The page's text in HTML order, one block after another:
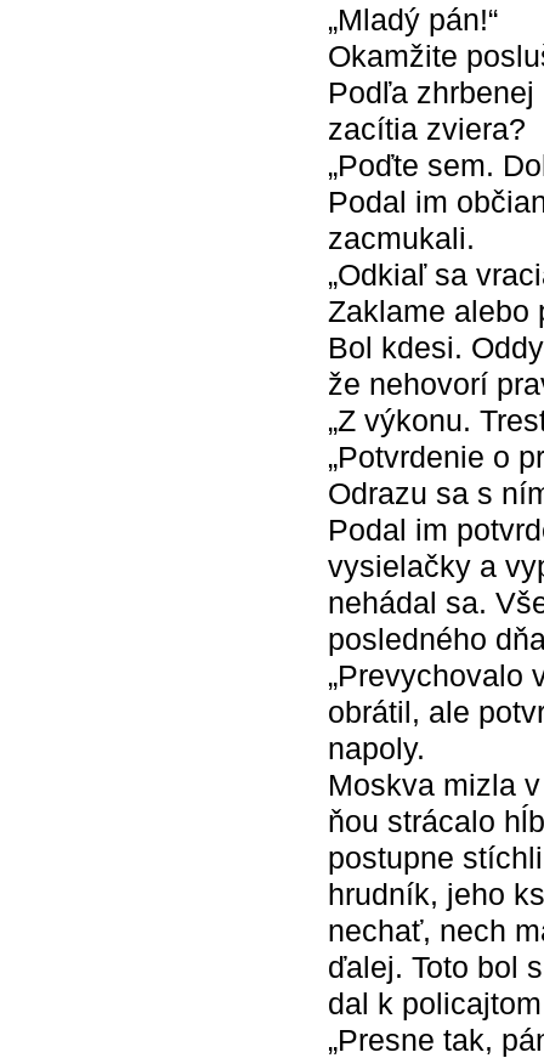
„Mladý pán!“
Okamžite
Podľa
zacítia zviera?
„Poďte sem.
Podal im
zacmukali.
„Odkiaľ sa
Zaklame alebo
Bol kdesi.
že nehovorí
„Z výkonu.
„Potvrdenie o
Odrazu sa s
Podal im
vysielačky a
nehádal sa.
posledného
„Prevychovalo
obrátil, ale
napoly.
Moskva mizla
ňou strácalo
postupne
hrudník, jeho
nechať, nech
ďalej. Toto bol
dal k
„Presne tak,